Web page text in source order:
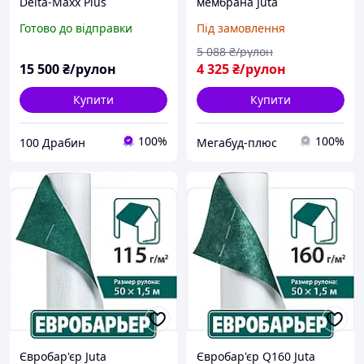
Готово до відправки
15 500₴/рулон
Купити
100 Драбин 100%
Під замовлення
4 325₴/рулон
5 088 ₴/рулон
Купити
Мегабуд-плюс 100%
Євробар'єр Juta
Євробар'єр Q160 Juta